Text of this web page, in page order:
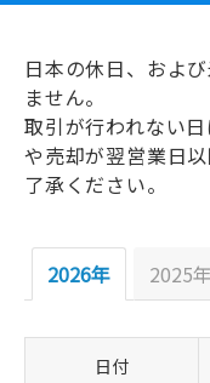
日本の休日、およ
ません。
取引が行われない
や売却が翌営業日
了承ください。
2026年 2025年
日付